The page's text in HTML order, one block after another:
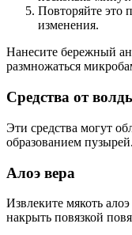
Повторяйте это
изменения.
Нанесите бережный
размножаться
Средства от
Эти средства могут
образованием пузырей.
Алоэ вера
Извлеките мякоть
накрыть повязкой